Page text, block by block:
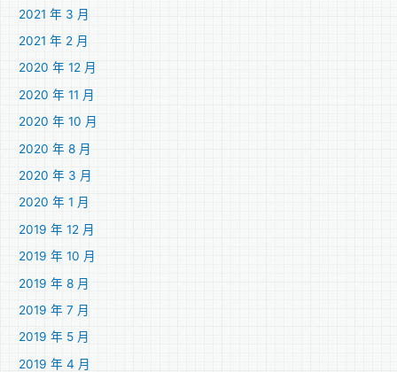
2021 年 3 月
2021 年 2 月
2020 年 12 月
2020 年 11 月
2020 年 10 月
2020 年 8 月
2020 年 3 月
2020 年 1 月
2019 年 12 月
2019 年 10 月
2019 年 8 月
2019 年 7 月
2019 年 5 月
2019 年 4 月